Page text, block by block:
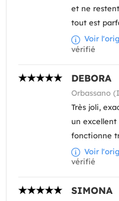
et ne
tout est
Voir
vérifié
DEBORA
Orbassano
Très joli,
un
fonctionne
Voir
vérifié
SIMONA